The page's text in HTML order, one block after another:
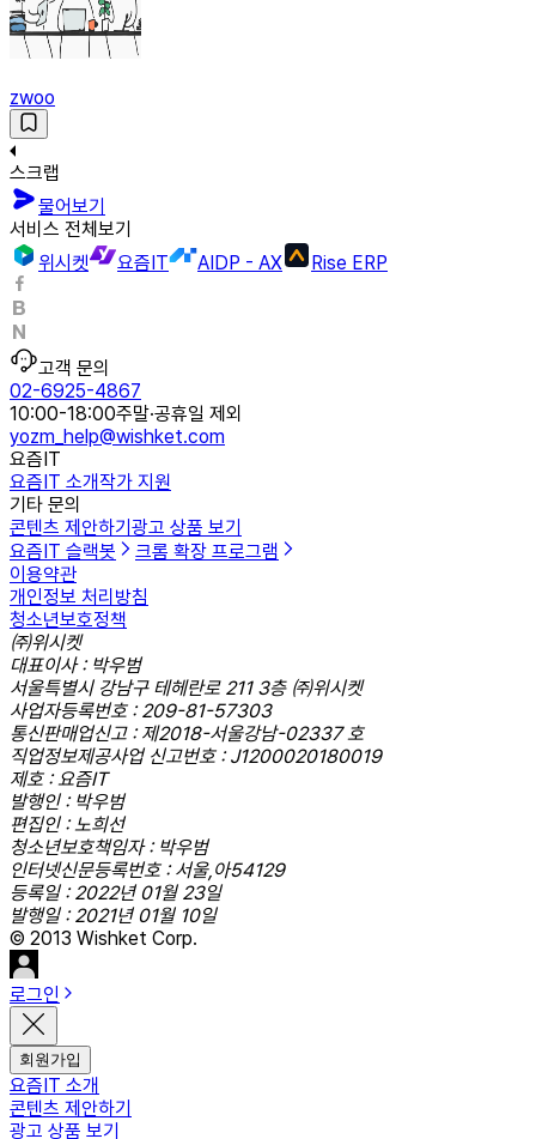
zwoo
스크랩
물어보기
서비스 전체보기
위시켓
요즘IT AIDP - AX Rise ERP
고객 문의
02-6925-4867
10:00-18:00주말·공휴일 제외
yozm_help@wishket.com
요즘IT
요즘IT 소개작가 지원
기타 문의
콘텐츠 제안하기 광고 상품 보기
요즘IT 슬랙봇
크롬 확장 프로그램
이용약관
개인정보 처리방침
청소년보호정책
㈜위시켓
대표이사 : 박우범
서울특별시 강남구 테헤란로 211 3층 ㈜위시켓
사업자등록번호 : 209-81-57303
통신판매업신고 : 제2018-서울강남-02337 호
직업정보제공사업 신고번호 : J1200020180019
제호 : 요즘IT
발행인 : 박우범
편집인 : 노희선
청소년보호책임자 : 박우범
인터넷신문등록번호 : 서울,아54129
등록일 : 2022년 01월 23일
발행일 : 2021년 01월 10일
© 2013 Wishket Corp.
로그인
회원가입
요즘IT 소개
콘텐츠 제안하기
광고 상품 보기